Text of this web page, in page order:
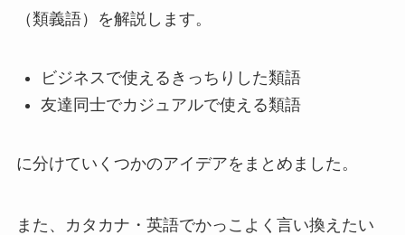
（類義語）を解説します。
ビジネスで使えるきっちりした類語
友達同士でカジュアルで使える類語
に分けていくつかのアイデアをまとめました。
また、カタカナ・英語でかっこよく言い換えたい